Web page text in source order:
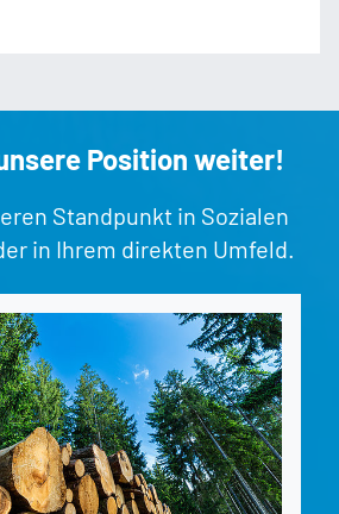
Position weiter!
Standpunkt in Sozialen
in Ihrem direkten Umfeld.